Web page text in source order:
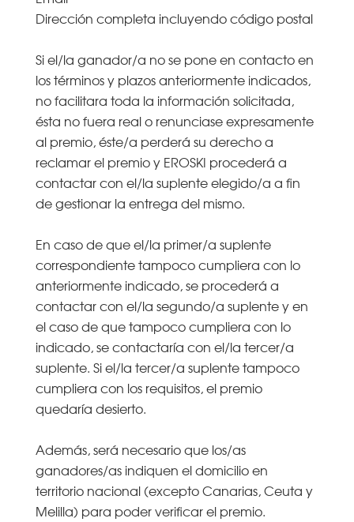
Dirección completa incluyendo código postal
Si el/la ganador/a no se pone en contacto en
los términos y plazos anteriormente indicados,
no facilitara toda la información solicitada,
ésta no fuera real o renunciase expresamente
al premio, éste/a perderá su derecho a
reclamar el premio y EROSKI procederá a
contactar con el/la suplente elegido/a a fin
de gestionar la entrega del mismo.
En caso de que el/la primer/a suplente
correspondiente tampoco cumpliera con lo
anteriormente indicado, se procederá a
contactar con el/la segundo/a suplente y en
el caso de que tampoco cumpliera con lo
indicado, se contactaría con el/la tercer/a
suplente. Si el/la tercer/a suplente tampoco
cumpliera con los requisitos, el premio
quedaría desierto.
Además, será necesario que los/as
ganadores/as indiquen el domicilio en
territorio nacional (excepto Canarias, Ceuta y
Melilla) para poder verificar el premio.